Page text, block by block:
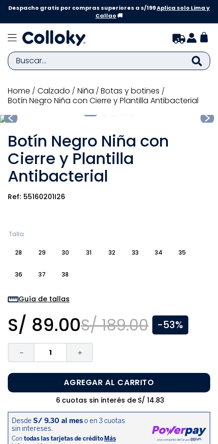
Despacho gratis por compras superiores a s/199Aplica solo Lima y
Callao🚚
Buscar...
calzado niña
botas y botines
Botín Negro Niña con Cierre y Plantilla Antibacterial
Botín Negro Niña con
Cierre y Plantilla
Antibacterial
55160201I26
Talla
28 29 30 31 32 33 34 35
36 37 38
Guía de tallas
S/ 89.00S/ 189.00 -53%
＋
－
AGREGAR AL CARRITO
6 cuotas sin interés de S/ 14.83
TÉRMINOS MÁS BUSCADOS
1.
zapatillas niña
2.
3.
medias
4.
sandalias
5.
sandalias niña